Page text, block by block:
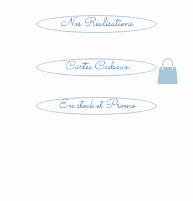
Nos Réalisations
Cartes Cadeaux
En stock et Promo